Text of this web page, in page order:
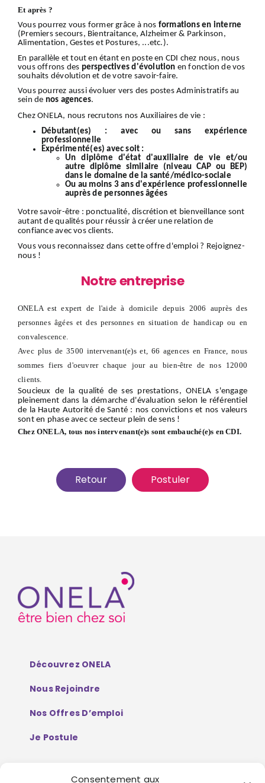
Consentement aux
Et après ?
Vous pourrez vous former grâce à nos formations en interne
(Premiers secours, Bientraitance, Alzheimer & Parkinson,
Alimentation, Gestes et Postures, ...etc.).
En parallèle et tout en étant en poste en CDI chez nous, nous
vous offrons des perspectives d'évolution en fonction de vos
souhaits dévolution et de votre savoir-faire.
Vous pourrez aussi évoluer vers des postes Administratifs au
sein de nos agences.
Chez ONELA, nous recrutons nos Auxiliaires de vie :
Débutant(es) :avec ou sans expérience
professionnelle
Expérimenté(es) avec soit :
Un diplôme d'état d'auxiliaire de vie et/ou
autre diplôme similaire (niveau CAP ou BEP)
dans le domaine de la santé/médico-sociale
Ou au moins 3 ans d'expérience professionnelle
auprès de personnes âgées
Votresavoir-être : ponctualité, discrétion et bienveillance sont
autant de qualités pour réussir à créer une relation de
confiance avec vos clients.
Vous vous reconnaissez dans cette offre d'emploi ? Rejoignez-
nous!
Notre entreprise
ONELA est expert de l'aide à domicile depuis 2006 auprès des
personnes âgées et des personnes en situation de handicap ou en
convalescence.
Avec plus de 3500 intervenant(e)s et, 66 agences en France, nous
sommes fiers d'oeuvrer chaque jour au bien-être de nos 12000
clients.
Soucieux de la qualité de ses prestations, ONELA s'engage
pleinement dans la démarche d'évaluation selon le référentiel
de la Haute Autorité de Santé : nos convictions et nos valeurs
sont en phase avec ce secteur plein de sens !
Chez ONELA, tous nos intervenant(e)s sont embauché(e)s en CDI.
Retour Postuler
Découvrez ONELA
Nous Rejoindre
Nos Offres D’emploi
Je Postule